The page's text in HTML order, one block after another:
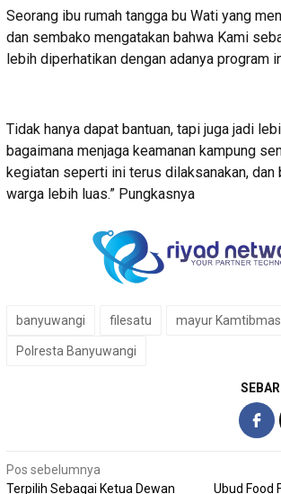
Seorang ibu rumah tangga bu Wati yang
dan sembako mengatakan bahwa Kami
lebih diperhatikan dengan adanya program
Tidak hanya dapat bantuan, tapi juga jadi
bagaimana menjaga keamanan kampung
kegiatan seperti ini terus dilaksanakan, dan
warga lebih luas.” Pungkasnya
banyuwangi filesatu mayur Kamtibmas
Polresta Banyuwangi
Navigasi
Pos sebelumnya
Terpilih Sebagai Ketua Dewan
Ubud Food